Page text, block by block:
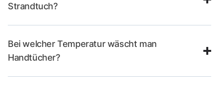
Strandtuch?
Bei welcher Temperatur wäscht man
Handtücher?